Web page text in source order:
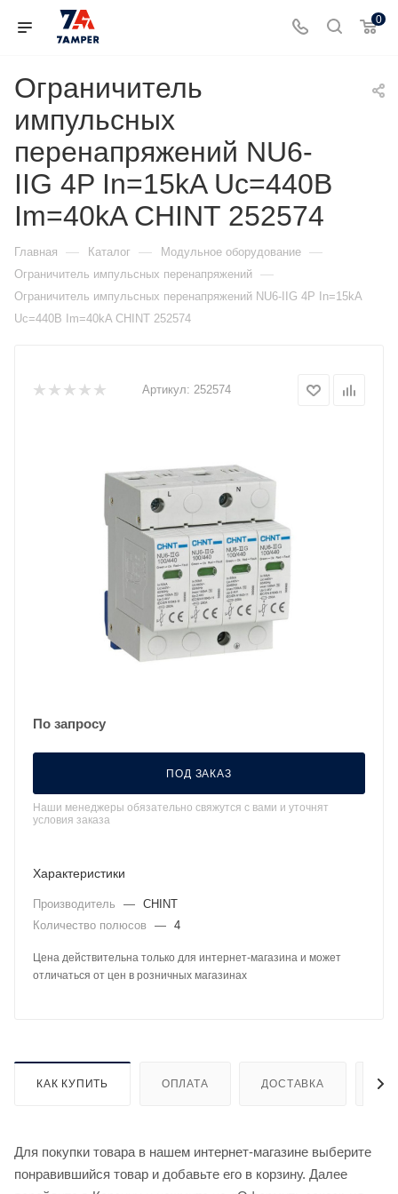
0
Ограничитель
импульсных
перенапряжений NU6-
IIG 4P In=15kA Uc=440B
Im=40kA CHINT 252574
Главная — Каталог — Модульное оборудование —
Ограничитель импульсных перенапряжений —
Ограничитель импульсных перенапряжений NU6-IIG 4P In=15kA
Uc=440B Im=40kA CHINT 252574
Артикул: 252574
По запросу
ПОД ЗАКАЗ
Наши менеджеры обязательно свяжутся с вами и уточнят
условия заказа
Характеристики
Производитель — CHINT
Количество полюсов
— 4
Цена действительна только для интернет-магазина и может
отличаться от цен в розничных магазинах
КАК КУПИТЬ ОПЛАТА ДОСТАВКА
Для покупки товара в нашем интернет-магазине выберите
понравившийся товар и добавьте его в корзину. Далее